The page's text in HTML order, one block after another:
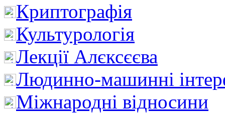
Криптографія
Культурологія
Лекції Алєксєєва
Людинно-машинні
Міжнародні відносини